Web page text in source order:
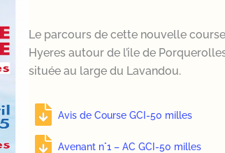
Le parcours de cette nouvelle
Hyeres autour de l’ile de
située au large du Lavandou.
Avis de Course GCI-50 milles
Avenant n°1 – AC GCI-50 milles